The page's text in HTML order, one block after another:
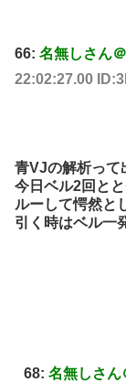
66: 名無しさん
22:02:27.00
青VJの解析って
今日ベル2回と
ルーして愕然と
引く時はベル一
68: 名無しさん